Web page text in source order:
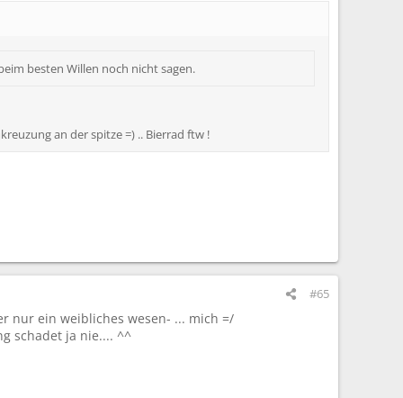
besten Willen noch nicht sagen.
an der spitze =) .. Bierrad ftw !
#65
nur ein weibliches wesen- ... mich =/
schadet ja nie.... ^^